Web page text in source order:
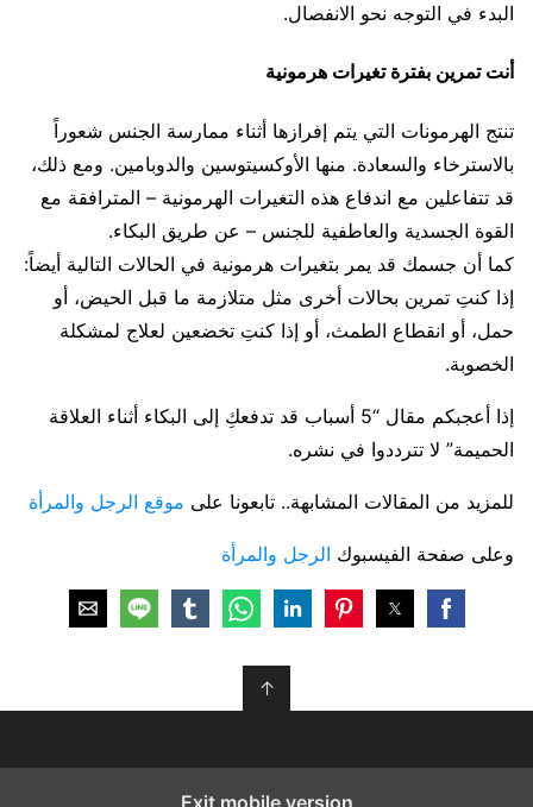
البدء في التوجه نحو الانفصال.
أنت تمرين بفترة تغيرات هرمونية
تنتج الهرمونات التي يتم إفرازها أثناء ممارسة الجنس شعوراً
بالاسترخاء والسعادة. منها الأوكسيتوسين والدوبامين. ومع ذلك،
قد تتفاعلين مع اندفاع هذه التغيرات الهرمونية – المترافقة مع
القوة الجسدية والعاطفية للجنس – عن طريق البكاء.
كما أن جسمك قد يمر بتغيرات هرمونية في الحالات التالية أيضاً:
إذا كنتِ تمرين بحالات أخرى مثل متلازمة ما قبل الحيض، أو
حمل، أو انقطاع الطمث، أو إذا كنتِ تخضعين لعلاج لمشكلة
الخصوبة.
إذا أعجبكم مقال “5 أسباب قد تدفعكِ إلى البكاء أثناء العلاقة
الحميمة” لا تترددوا في نشره.
للمزيد من المقالات المشابهة.. تابعونا على موقع الرجل والمرأة
وعلى صفحة الفيسبوك الرجل والمرأة
↑
Exit mobile version